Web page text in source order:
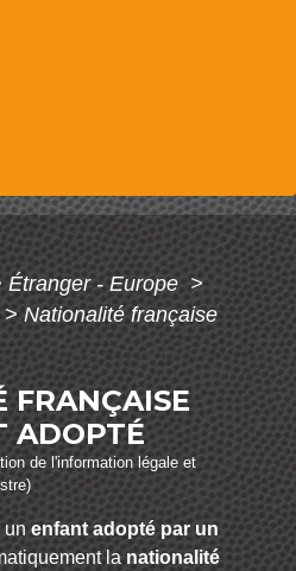
Étranger - Europe>
> Nationalité française
FRANÇAISE
ADOPTÉ
de l'information légale et
unenfant adopté par un
lanationalité